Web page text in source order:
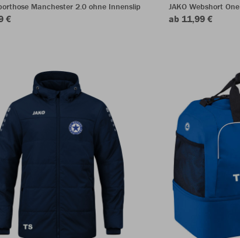
Manchester 2.0 ohne Innenslip
€
JAKO Webshort One
ab 11,99 €